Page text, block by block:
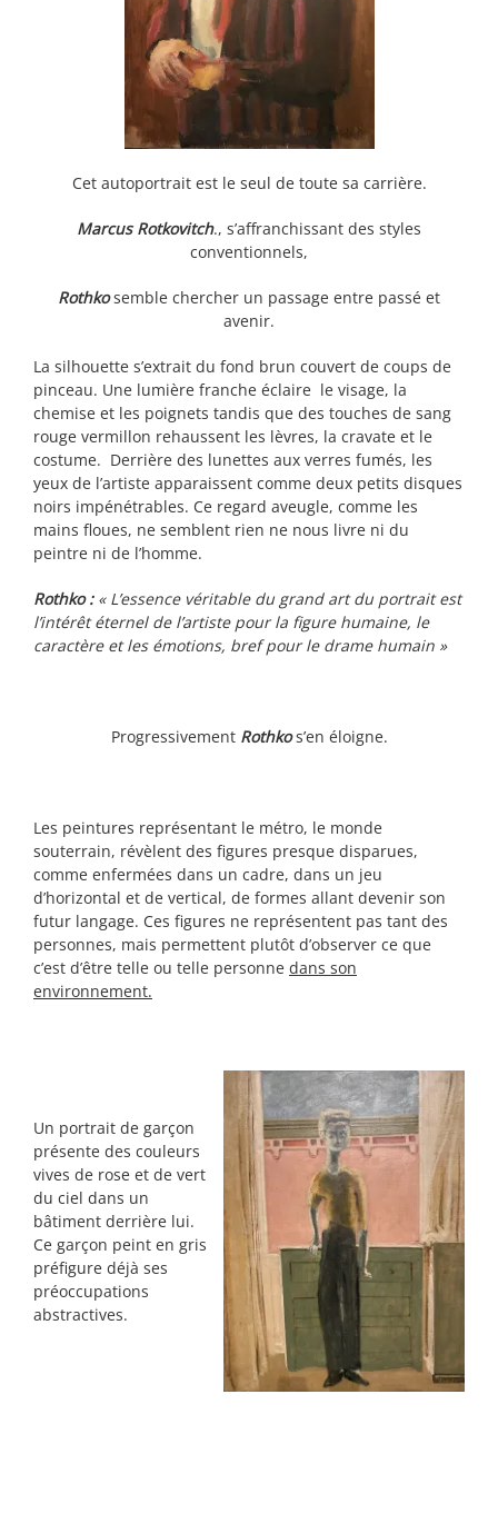
Cet autoportrait est le seul de toute sa carrière.
Marcus Rotkovitch., s’affranchissant des styles
conventionnels,
Rothkosemble chercher un passage entre passé et
avenir.
La silhouette s’extrait du fond brun couvert de coups de
pinceau. Une lumière franche éclaire le visage, la
chemise et les poignets tandis que des touches de sang
rouge vermillon rehaussent les lèvres, la cravate et le
costume. Derrière des lunettes aux verres fumés, les
yeux de l’artiste apparaissent comme deux petits disques
noirs impénétrables. Ce regard aveugle, comme les
mains floues, ne semblent rien ne nous livre ni du
peintre ni de l’homme.
Rothko : « L’essence véritable du grand art du portrait est
l’intérêt éternel de l’artiste pour la figure humaine, le
caractère et les émotions, bref pour le drame humain »
Progressivement Rothkos’en éloigne.
Les peintures représentant le métro, le monde
souterrain, révèlent des figures presque disparues,
comme enfermées dans un cadre, dans un jeu
d’horizontal et de vertical, de formes allant devenir son
futur langage. Ces figures ne représentent pas tant des
personnes, mais permettent plutôt d’observer ce que
c’est d’être telle ou telle personne dans son
environnement.
Un portrait de garçon
présente des couleurs
vives de rose et de vert
du ciel dans un
bâtiment derrière lui.
Ce garçon peint en gris
préfigure déjà ses
préoccupations
abstractives.